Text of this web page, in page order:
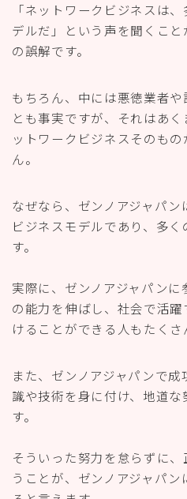
「ネットワークビジネスは
デルだ」という声を聞くこ
の誤解です。
もちろん、中には悪徳業者
とも事実ですが、それはあ
ットワークビジネスそのも
ん。
なぜなら、ゼンノアジャパ
ビジネスモデルであり、多
す。
実際に、ゼンノアジャパン
の能力を伸ばし、社会で活
けることができる人もたくさ
また、ゼンノアジャパンで
識や技術を身に付け、地道
す。
そういった努力を怠らずに
うことが、ゼンノアジャパ